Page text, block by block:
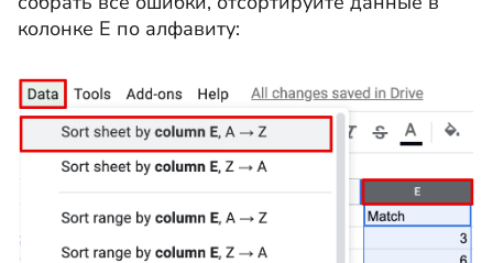
колонке E по алфавиту: